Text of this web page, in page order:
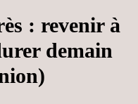
: revenir à
demain